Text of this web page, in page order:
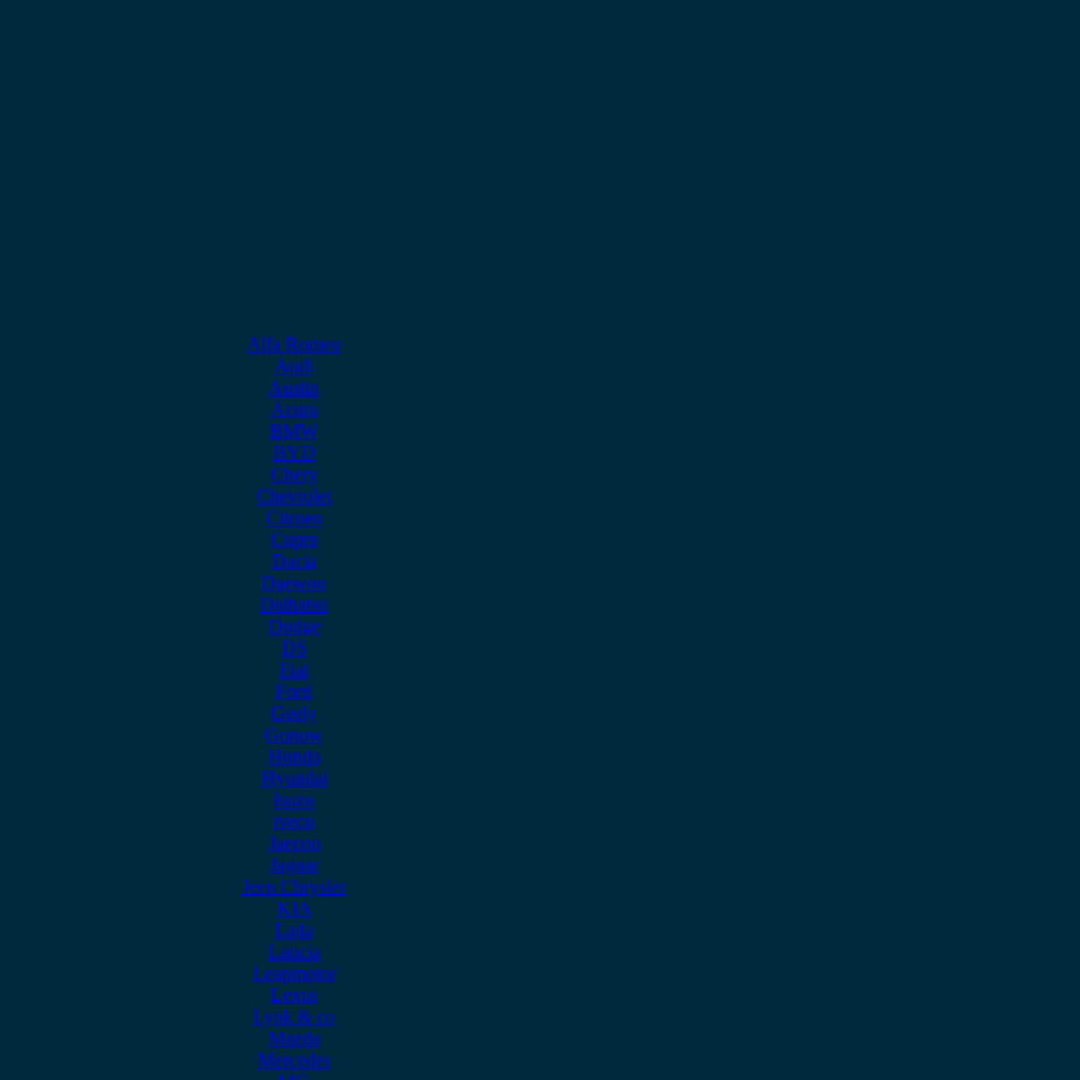
Alfa Romeo
Audi
Austin
Acura
BMW
BYD
Chery
Chevrolet
Citroen
Cupra
Dacia
Daewoo
Daihatsu
Dodge
DS
Fiat
Ford
Geely
Gonow
Honda
Hyundai
Isuzu
iveco
Jaecoo
Jaguar
Jeep Chrysler
KIA
Lada
Lancia
Leapmotor
Lexus
Lynk & co
Mazda
Mercedes